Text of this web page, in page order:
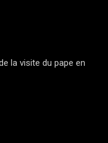
la visite du pape en